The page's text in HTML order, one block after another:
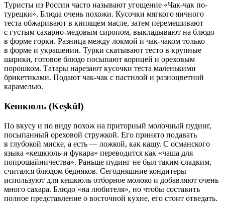
Туристы из России часто называют угощение «Чак-чак по-
турецки». Блюда очень похожи. Кусочки мягкого яичного
теста обжаривают в кипящем масле, затем перемешивают
с густым сахарно-медовым сиропом, выкладывают на блюдо
в форме горки. Разница между локмой и чак-чаком только
в форме и украшении. Турки скатывают тесто в крупные
шарики, готовое блюдо посыпают корицей и ореховым
порошком. Татары нарезают кусочки теста маленькими
брикетиками. Подают чак-чак с пастилой и разноцветной
карамелью.
Кешкюль (Keşkül)
По вкусу и по виду похож на приторный молочный пудинг,
посыпанный ореховой стружкой. Его принято подавать
в глубокой миске, а есть — ложкой, как кашу. С османского
языка «кешкюль-и фукара» переводится как «чаша для
попрошайничества». Раньше пудинг не был таким сладким,
считался блюдом бедняков. Сегодняшние кондитеры
используют для кешкюль отборное молоко и добавляют очень
много сахара. Блюдо «на любителя», но чтобы составить
полное представление о восточной кухне, его стоит отведать.